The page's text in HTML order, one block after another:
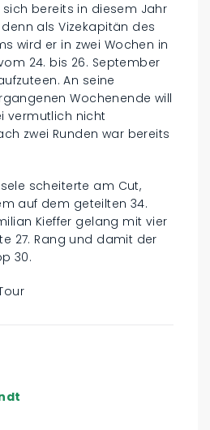
bereits in diesem Jahr
als Vizekapitän des
wird er in zwei Wochen in
24. bis 26. September
An seine
Wochenende will
vermutlich nicht
zwei Runden war bereits
scheiterte am Cut,
auf dem geteilten 34.
Kieffer gelang mit vier
27. Rang und damit der
30.